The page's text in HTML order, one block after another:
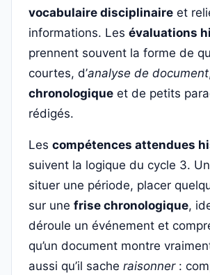
vocabulaire disciplinaire et
informations. Les évaluations
prennent souvent la forme de
courtes, d’analyse de document
chronologique et de petits
rédigés.
Les compétences attendues
suivent la logique du cycle 3.
situer une période, placer
sur une frise chronologique,
déroule un événement et
qu’un document montre
aussi qu’il sache raisonner: